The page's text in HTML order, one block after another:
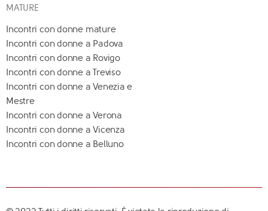
MATURE
Incontri con donne mature
Incontri con donne a Padova
Incontri con donne a Rovigo
Incontri con donne a Treviso
Incontri con donne a Venezia e
Mestre
Incontri con donne a Verona
Incontri con donne a Vicenza
Incontri con donne a Belluno